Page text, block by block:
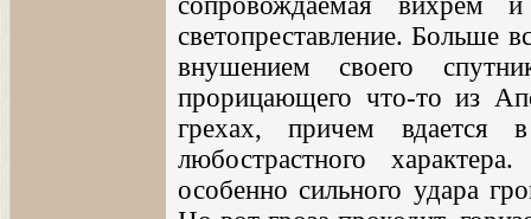
светопреставление. Больше
внушением своего
прорицающего что-то из
грехах, причем вдается
любострастного
особенно сильного удара